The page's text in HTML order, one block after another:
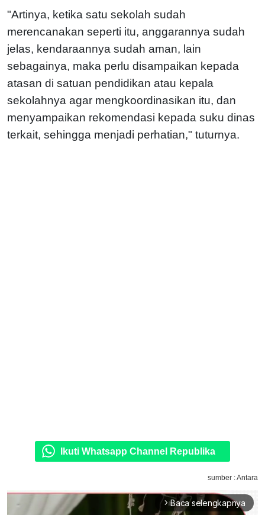
"Artinya, ketika satu sekolah sudah
merencanakan seperti itu, anggarannya sudah
jelas, kendaraannya sudah aman, lain
sebagainya, maka perlu disampaikan kepada
atasan di satuan pendidikan atau kepala
sekolahnya agar mengkoordinasikan itu, dan
menyampaikan rekomendasi kepada suku dinas
terkait, sehingga menjadi perhatian," tuturnya.
Ikuti Whatsapp Channel Republika
sumber : Antara
arrow_forward_ios Baca selengkapnya